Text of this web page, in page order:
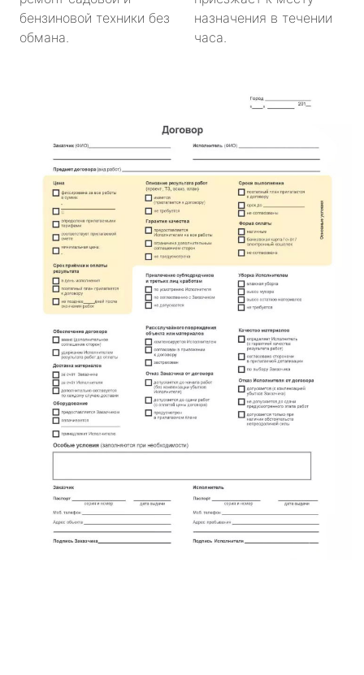
бензиновой техники без
обмана.
назначения в течении
часа.